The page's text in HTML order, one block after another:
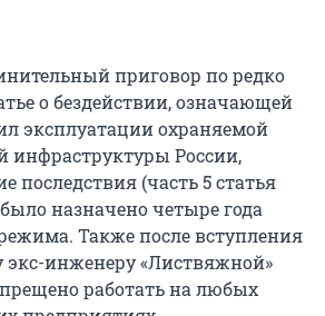
приговор по редко
о бездействии, означающей
эксплуатации охраняемой
России,
последствия (часть 5 статья
назначено четыре года
Также после вступления
экс-инженеру «Листвяжной»
работать на любых